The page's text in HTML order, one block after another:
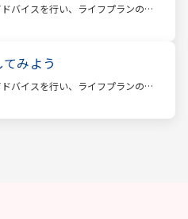
バイスを行い、ライフプランの設
ンナー。
みよう
バイスを行い、ライフプランの設
ンナー。